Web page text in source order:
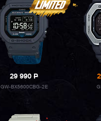
29 990P
GW-BX5600CBG-2E